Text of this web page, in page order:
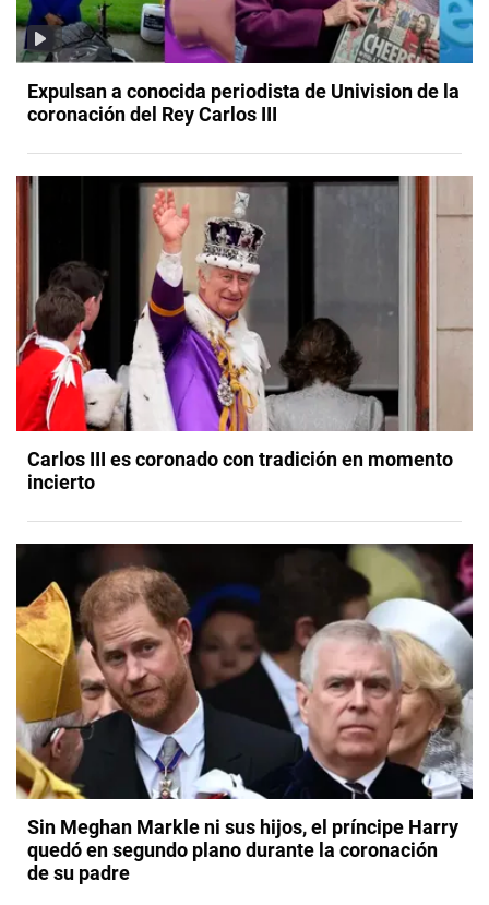
Expulsan a conocida periodista de Univision de la
coronación del Rey Carlos III
Carlos III es coronado con tradición en momento
incierto
Sin Meghan Markle ni sus hijos, el príncipe Harry
quedó en segundo plano durante la coronación
de su padre